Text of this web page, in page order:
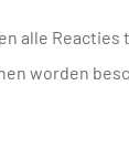
alle Reacties
worden